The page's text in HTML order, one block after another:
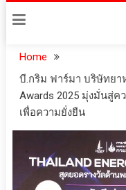
Home
บี.กริม ฟาร์มา บริษัทยา
Awards 2025 มุ่งมั่นสู่ค
เพื่อความยั่งยืน